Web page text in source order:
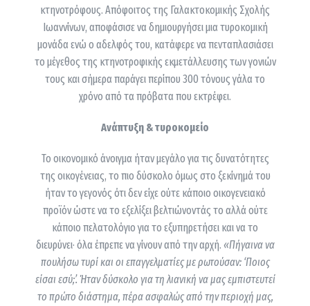
κτηνοτρόφους. Απόφοιτος της Γαλακτοκομικής Σχολής
Ιωαννίνων, αποφάσισε να δημιουργήσει μια τυροκομική
μονάδα ενώ ο αδελφός του, κατάφερε να πενταπλασιάσει
το μέγεθος της κτηνοτροφικής εκμετάλλευσης των γονιών
τους και σήμερα παράγει περίπου 300 τόνους γάλα το
χρόνο από τα πρόβατα που εκτρέφει.
Ανάπτυξη & τυροκομείο
Το οικονομικό άνοιγμα ήταν μεγάλο για τις δυνατότητες
της οικογένειας, το πιο δύσκολο όμως στο ξεκίνημά του
ήταν το γεγονός ότι δεν είχε ούτε κάποιο οικογενειακό
προϊόν ώστε να το εξελίξει βελτιώνοντάς το αλλά ούτε
κάποιο πελατολόγιο για το εξυπηρετήσει και να το
διευρύνει· όλα έπρεπε να γίνουν από την αρχή. «Πήγαινα να
πουλήσω τυρί και οι επαγγελματίες με ρωτούσαν: ‘Ποιος
είσαι εσύ;’. Ήταν δύσκολο για τη λιανική να μας εμπιστευτεί
το πρώτο διάστημα, πέρα ασφαλώς από την περιοχή μας,